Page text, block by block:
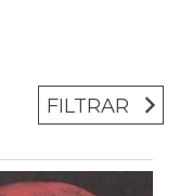
FILTRAR